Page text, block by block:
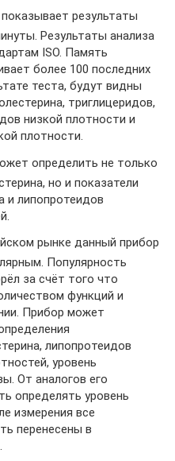
результаты
Результаты анализа
ISO. Память
более 100 последних
теста, будут видны
триглицеридов,
низкой плотности и
плотности.
определить не только
но и показатели
и липопротеидов
рынке данный прибор
Популярность
за счёт того что
функций и
Прибор может
липопротеидов
уровень
От аналогов его
определять уровень
измерения все
перенесены в